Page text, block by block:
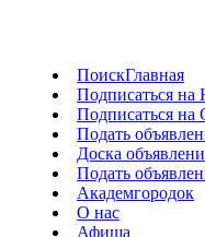
ПоискГлавная
Подписаться на
Подписаться на
Подать
Доска
Подать
Академгородок
О нас
Афиша